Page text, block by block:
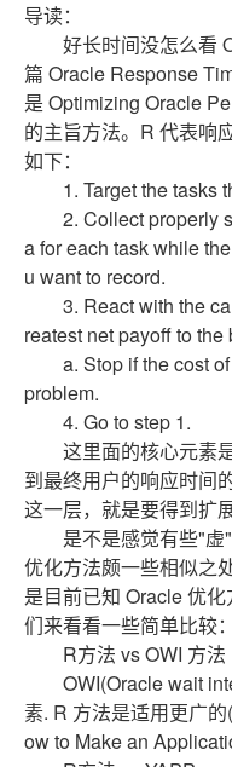
导读：
好长时间没怎么看
篇 Oracle Response
是 Optimizing Oracle
的主旨方法。R 代表响
如下：
1. Target the tasks
2. Collect properly
a for each task while
u want to record.
3. React with the
reatest net payoff to the
a. Stop if the cost of
problem.
4. Go to step 1.
这里面的核心元素是
到最终用户的响应时间
这一层，就是要得到扩
是不是感觉有些"虚",
优化方法颇一些相似之
是目前已知 Oracle 优
们来看看一些简单比较：
R方法 vs OWI 方法
OWI(Oracle wait
素. R 方法是适用更广
ow to Make an